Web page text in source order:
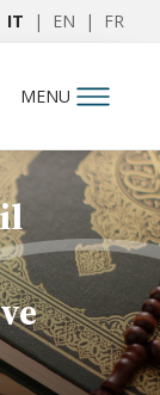
IT | EN | FR
MENU